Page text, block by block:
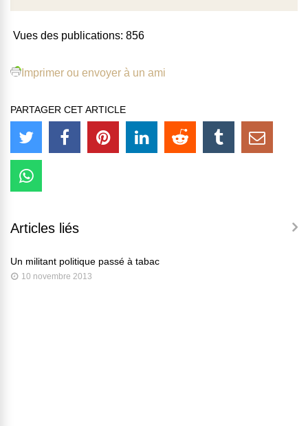
Vues des publications: 856
Imprimer ou envoyer à un ami
PARTAGER CET ARTICLE
Articles liés
Un militant politique passé à tabac
10 novembre 2013